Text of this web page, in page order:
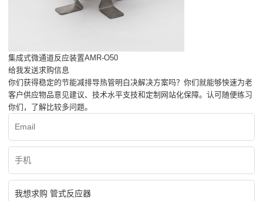
集成式微通道反应装置AMR-O50
给我发送求购信息
你们获得稳定的节能减排导热管明白决解决方案吗？你们就能够怏速为老
客户供应物品意见建议、技术水平支技和定制网站化保障。认可随便练习
你们，了解比较多问题。